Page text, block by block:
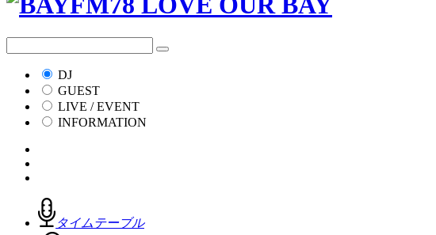
DJ
GUEST
LIVE / EVENT
INFORMATION
タイムテーブル